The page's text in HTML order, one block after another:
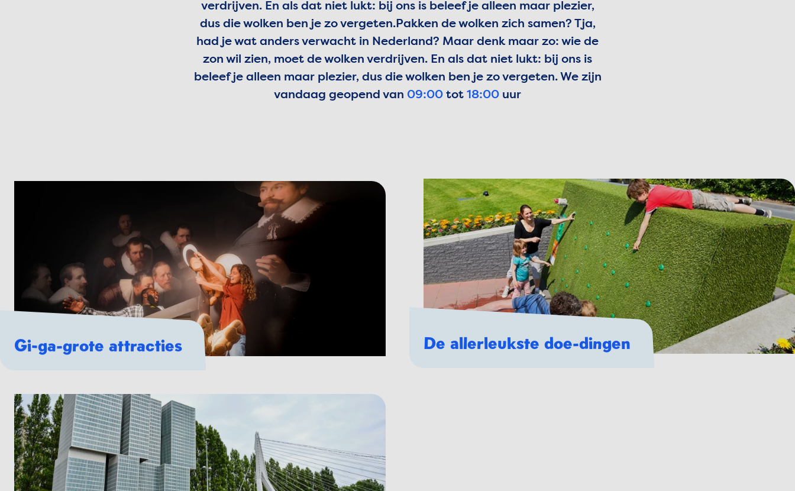
verdrijven. En als dat niet lukt: bij ons is beleef je alleen maar plezier,
dus die wolken ben je zo vergeten.Pakken de wolken zich samen? Tja,
had je wat anders verwacht in Nederland? Maar denk maar zo: wie de
zon wil zien, moet de wolken verdrijven. En als dat niet lukt: bij ons is
beleef je alleen maar plezier, dus die wolken ben je zo vergeten. We zijn
vandaag geopend van 09:00 tot 18:00 uur
Gi-ga-grote attracties De allerleukste doe-dingen